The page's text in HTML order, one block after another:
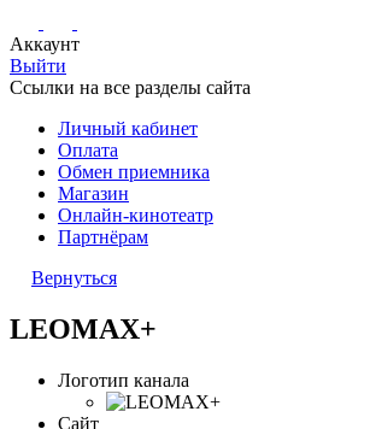
Аккаунт
Выйти
Ссылки на все разделы сайта
Личный кабинет
Оплата
Обмен приемника
Магазин
Онлайн-кинотеатр
Партнёрам
Вернуться
LEOMAX+
Логотип канала
Сайт